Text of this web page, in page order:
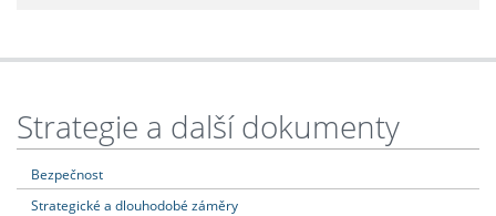
Strategie a další dokumenty
Bezpečnost
Strategické a dlouhodobé záměry